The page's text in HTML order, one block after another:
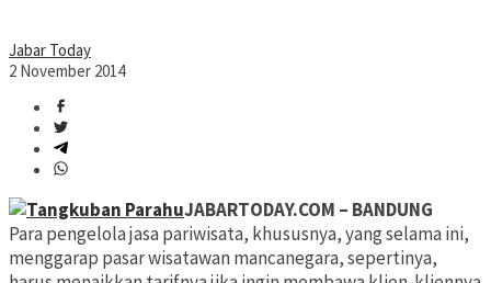
Jabar Today
2 November 2014
JABARTODAY.COM – BANDUNG
Para pengelola jasa pariwisata, khususnya, yang selama ini,
menggarap pasar wisatawan mancanegara, sepertinya,